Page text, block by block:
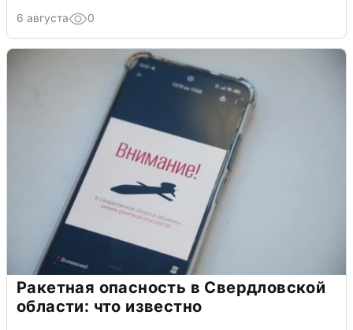
6 августа 0
Ракетная опасность в Свердловской
области: что известно